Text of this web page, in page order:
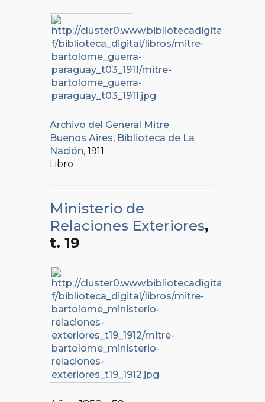
Archivo del General Mitre
Buenos Aires, Biblioteca de La
Nación, 1911
Libro
Ministerio de
Relaciones Exteriores,
t. 19